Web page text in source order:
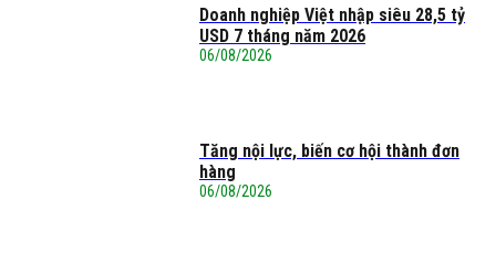
Doanh nghiệp Việt nhập siêu 28,5 tỷ
USD 7 tháng năm 2026
06/08/2026
Tăng nội lực, biến cơ hội thành đơn
hàng
06/08/2026